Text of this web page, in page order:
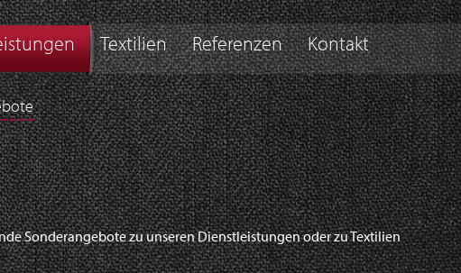
Textilien Referenzen Kontakt
Sonderangebote zu unseren Dienstleistungen oder zu Textilien